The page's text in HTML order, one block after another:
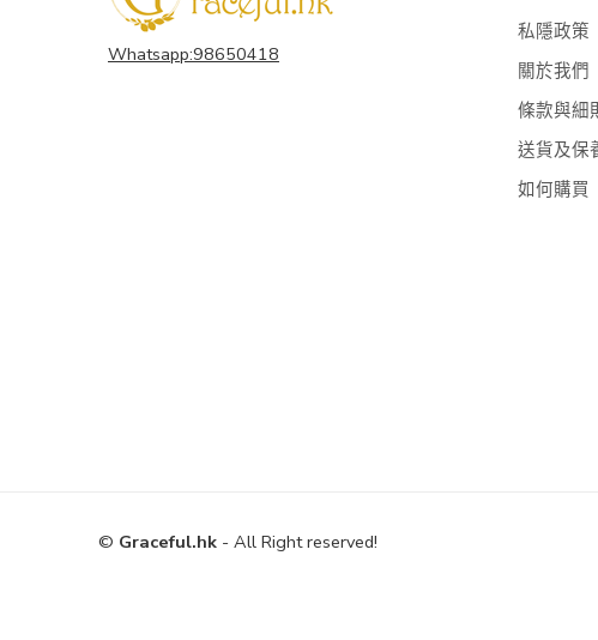
Whatsapp:98650418
私隱政策
關於我們
條款與細
送貨及保
如何購買
© Graceful.hk - All Right reserved!